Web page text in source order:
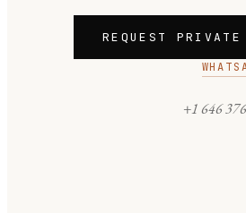
REQUEST PRIVATE
+1 646